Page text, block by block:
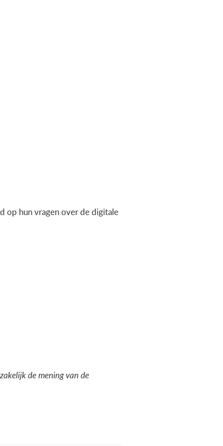
op hun vragen over de digitale
de mening van de